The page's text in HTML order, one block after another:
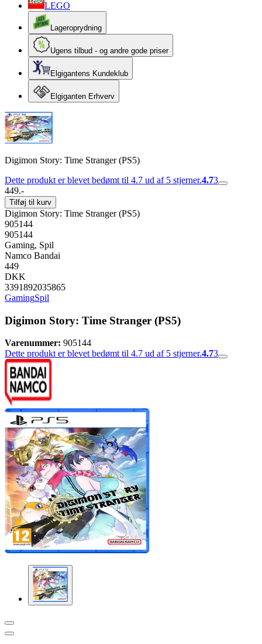
LEGO
Lageroprydning
Ugens tilbud - og andre gode priser
Elgigantens Kundeklub
Elgiganten Erhverv
Digimon Story: Time Stranger (PS5)
Dette produkt er blevet bedømt til 4.7 ud af 5 stjerner.4.73
449.-
Tilføj til kurv
Digimon Story: Time Stranger (PS5)
905144
905144
Gaming, Spil
Namco Bandai
449
DKK
3391892035865
GamingSpil
Digimon Story: Time Stranger (PS5)
Varenummer: 905144
Dette produkt er blevet bedømt til 4.7 ud af 5 stjerner.4.73